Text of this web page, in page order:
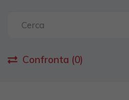
Confronta (0)